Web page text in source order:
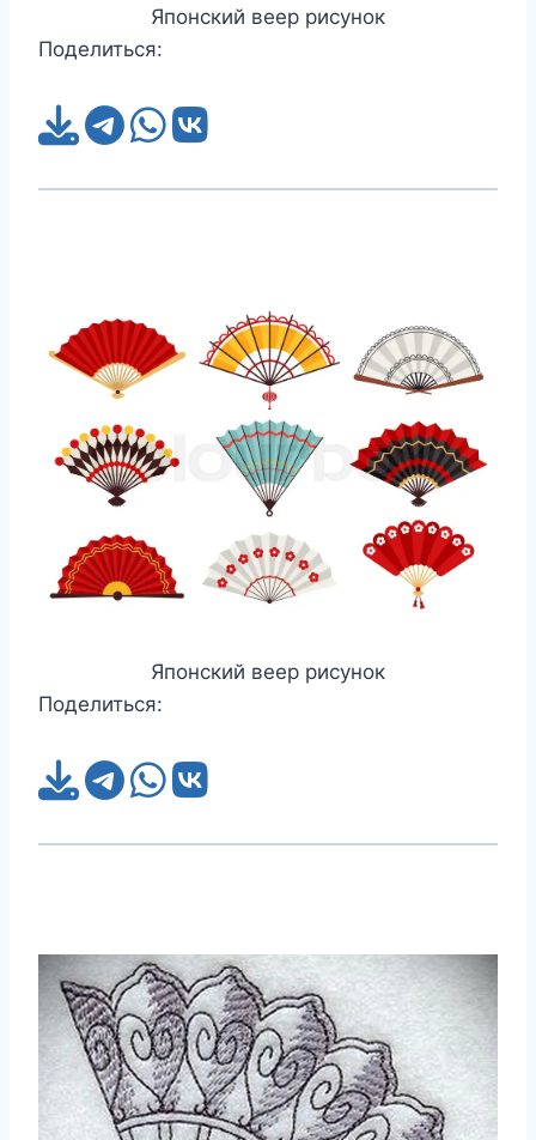
Японский веер рисунок
Поделиться:
Японский веер рисунок
Поделиться: